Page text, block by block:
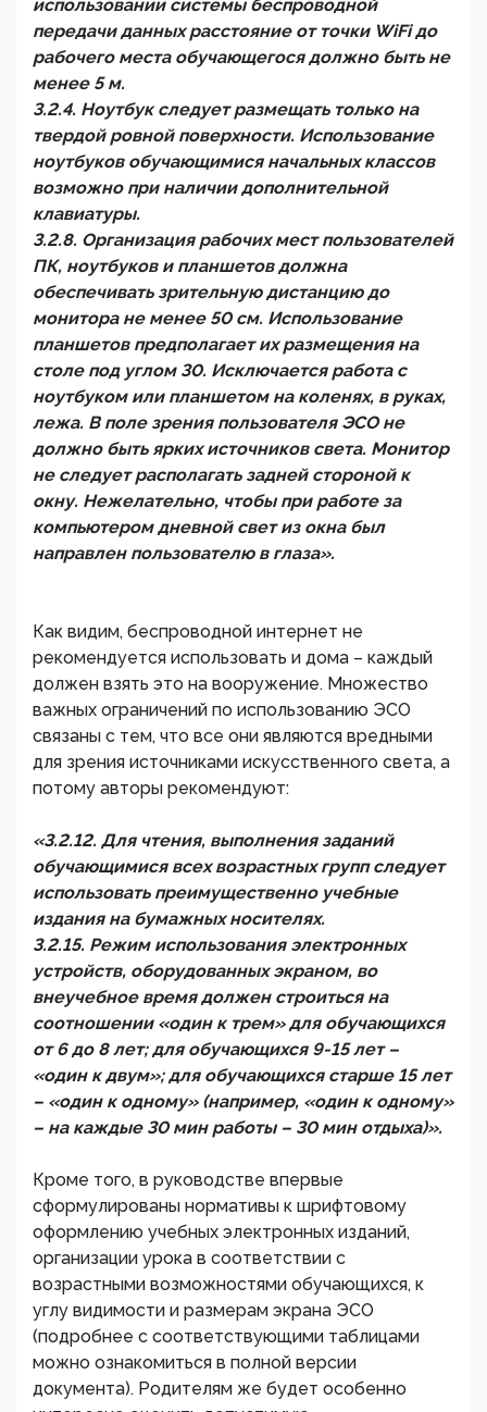
использовании системы беспроводной
передачи данных расстояние от точки WiFi до
рабочего места обучающегося должно быть не
менее 5 м.
3.2.4. Ноутбук следует размещать только на
твердой ровной поверхности. Использование
ноутбуков обучающимися начальных классов
возможно при наличии дополнительной
клавиатуры.
3.2.8. Организация рабочих мест пользователей
ПК, ноутбуков и планшетов должна
обеспечивать зрительную дистанцию до
монитора не менее 50 см. Использование
планшетов предполагает их размещения на
столе под углом 30. Исключается работа с
ноутбуком или планшетом на коленях, в руках,
лежа. В поле зрения пользователя ЭСО не
должно быть ярких источников света. Монитор
не следует располагать задней стороной к
окну. Нежелательно, чтобы при работе за
компьютером дневной свет из окна был
направлен пользователю в глаза».
Как видим, беспроводной интернет не
рекомендуется использовать и дома – каждый
должен взять это на вооружение. Множество
важных ограничений по использованию ЭСО
связаны с тем, что все они являются вредными
для зрения источниками искусственного света, а
потому авторы рекомендуют:
«3.2.12. Для чтения, выполнения заданий
обучающимися всех возрастных групп следует
использовать преимущественно учебные
издания на бумажных носителях.
3.2.15. Режим использования электронных
устройств, оборудованных экраном, во
внеучебное время должен строиться на
соотношении «один к трем» для обучающихся
от 6 до 8 лет; для обучающихся 9-15 лет –
«один к двум»; для обучающихся старше 15 лет
– «один к одному» (например, «один к одному»
– на каждые 30 мин работы – 30 мин отдыха)».
Кроме того, в руководстве впервые
сформулированы нормативы к шрифтовому
оформлению учебных электронных изданий,
организации урока в соответствии с
возрастными возможностями обучающихся, к
углу видимости и размерам экрана ЭСО
(подробнее с соответствующими таблицами
можно ознакомиться в полной версии
документа). Родителям же будет особенно